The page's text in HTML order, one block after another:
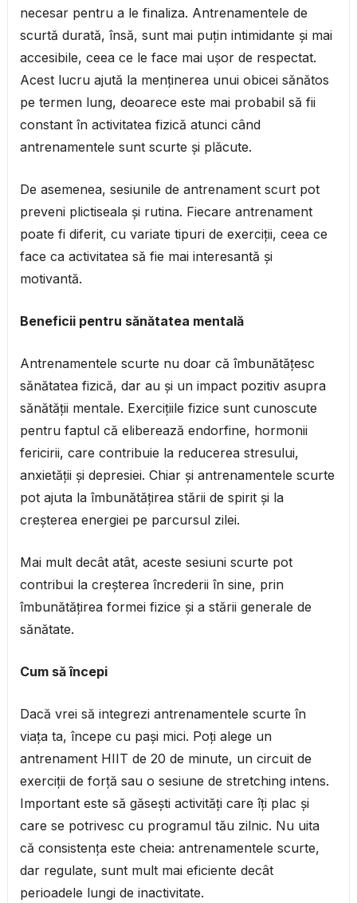
necesar pentru a le finaliza. Antrenamentele de
scurtă durată, însă, sunt mai puțin intimidante și mai
accesibile, ceea ce le face mai ușor de respectat.
Acest lucru ajută la menținerea unui obicei sănătos
pe termen lung, deoarece este mai probabil să fii
constant în activitatea fizică atunci când
antrenamentele sunt scurte și plăcute.
De asemenea, sesiunile de antrenament scurt pot
preveni plictiseala și rutina. Fiecare antrenament
poate fi diferit, cu variate tipuri de exerciții, ceea ce
face ca activitatea să fie mai interesantă și
motivantă.
Beneficii pentru sănătatea mentală
Antrenamentele scurte nu doar că îmbunătățesc
sănătatea fizică, dar au și un impact pozitiv asupra
sănătății mentale. Exercițiile fizice sunt cunoscute
pentru faptul că eliberează endorfine, hormonii
fericirii, care contribuie la reducerea stresului,
anxietății și depresiei. Chiar și antrenamentele scurte
pot ajuta la îmbunătățirea stării de spirit și la
creșterea energiei pe parcursul zilei.
Mai mult decât atât, aceste sesiuni scurte pot
contribui la creșterea încrederii în sine, prin
îmbunătățirea formei fizice și a stării generale de
sănătate.
Cum să începi
Dacă vrei să integrezi antrenamentele scurte în
viața ta, începe cu pași mici. Poți alege un
antrenament HIIT de 20 de minute, un circuit de
exerciții de forță sau o sesiune de stretching intens.
Important este să găsești activități care îți plac și
care se potrivesc cu programul tău zilnic. Nu uita
că consistența este cheia: antrenamentele scurte,
dar regulate, sunt mult mai eficiente decât
perioadele lungi de inactivitate.